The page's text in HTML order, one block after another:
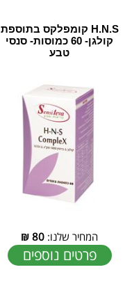
H.N.S קומפלקס בתוספת
קולגן- 60 כמוסות- סנסי
טבע
המחיר שלנו: 80
₪
פרטים נוספים